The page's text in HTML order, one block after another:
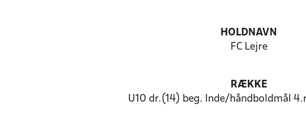
HOLDNAVN
FC Lejre
RÆKKE
U10 dr.(14) beg. Inde/håndboldmål